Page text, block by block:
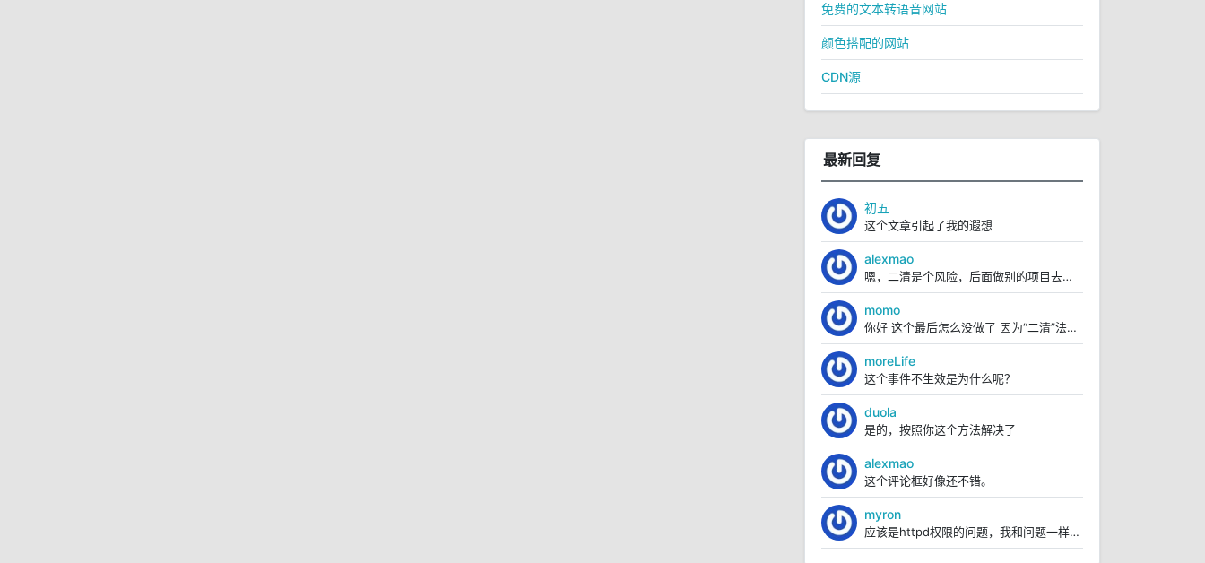
免费的文本转语音网站
颜色搭配的网站
CDN源
最新回复
初五
这个文章引起了我的遐想
alexmao
嗯，二清是个风险，后面做别的项目去了，这个就没再继续弄。
momo
你好 这个最后怎么没做了 因为“二清”法律风险？
moreLife
这个事件不生效是为什么呢？
duola
是的，按照你这个方法解决了
alexmao
这个评论框好像还不错。
myron
应该是httpd权限的问题，我和问题一样。根据文章里面的操作，我已经解决https://blo...